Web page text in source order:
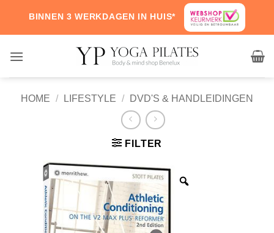
content
BINNEN 3 WERKDAGEN IN HUIS*
HOME / LIFESTYLE / DVD'S & HANDLEIDINGEN
FILTER